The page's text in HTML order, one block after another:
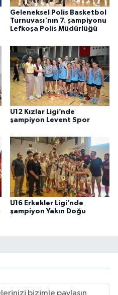
Geleneksel Polis Basketbol
Turnuvası'nın 7. şampiyonu
Lefkoşa Polis Müdürlüğü
U12 Kızlar Ligi’nde
şampiyon Levent Spor
U16 Erkekler Ligi’nde
şampiyon Yakın Doğu